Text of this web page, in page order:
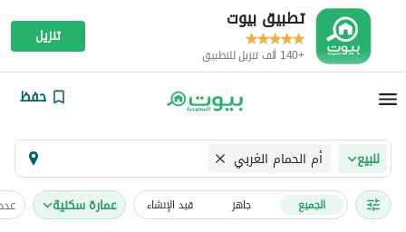
تطبيق بيوت
+140 ألف تنزيل للتطبيق
تنزيل
حفظ
للبيع أم الحمام الغربي
الجميع جاهز قيد الإنشاء عمارة سكنية